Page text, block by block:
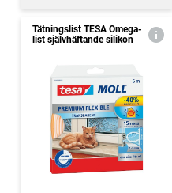
Tätningslist TESA Omega-
list självhäftande silikon